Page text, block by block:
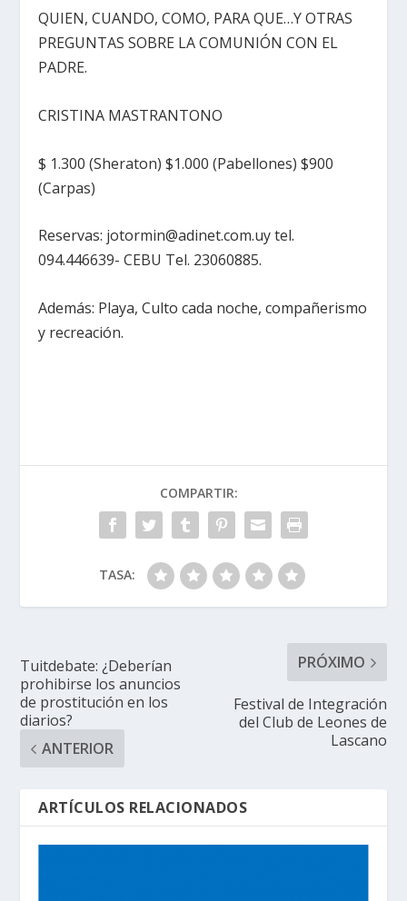
QUIEN, CUANDO, COMO, PARA QUE…Y OTRAS
PREGUNTAS SOBRE LA COMUNIÓN CON EL
PADRE.
CRISTINA MASTRANTONO
$ 1.300 (Sheraton) $1.000 (Pabellones) $900
(Carpas)
Reservas: jotormin@adinet.com.uy tel.
094.446639- CEBU Tel. 23060885.
Además: Playa, Culto cada noche, compañerismo
y recreación.
COMPARTIR:
TASA:
Tuitdebate: ¿Deberían
prohibirse los anuncios
de prostitución en los
diarios?
ANTERIOR
PRÓXIMO
Festival de Integración
del Club de Leones de
Lascano
ARTÍCULOS RELACIONADOS